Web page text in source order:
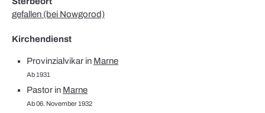
gefallen (bei Nowgorod)
Kirchendienst
Provinzialvikar in Marne
Ab 1931
Pastor in Marne
Ab 06. November 1932